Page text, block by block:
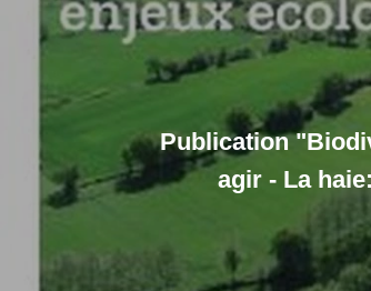
Publication
agir - La